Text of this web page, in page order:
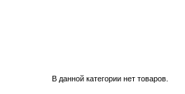
В данной категории нет товаров.